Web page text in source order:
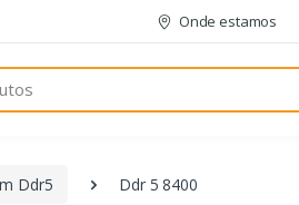
Onde estamos
Ddr5 Ddr 5 8400